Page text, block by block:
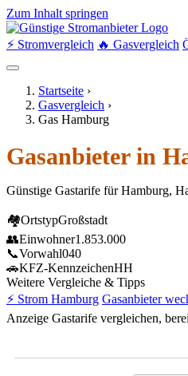
Zum Inhalt springen
⚡ Stromvergleich 🔥 Gasvergleich
Startseite ›
Gasvergleich ›
Gas Hamburg
Gasanbieter in
Günstige Gastarife für Hamburg,
🏘OrtstypGroßstadt
👥Einwohner1.853.000
📞Vorwahl040
🚗KFZ-KennzeichenHH
Weitere Vergleiche & Tipps
⚡ Strom Hamburg Gasanbieter
Anzeige Gastarife vergleichen,